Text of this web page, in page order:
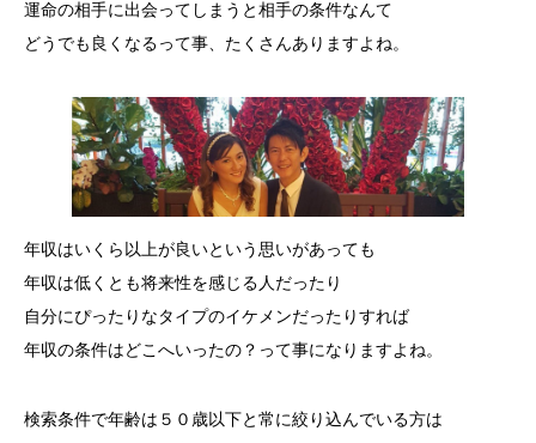
運命の相手に出会ってしまうと相手の条件なんて
どうでも良くなるって事、たくさんありますよね。
年収はいくら以上が良いという思いがあっても
年収は低くとも将来性を感じる人だったり
自分にぴったりなタイプのイケメンだったりすれば
年収の条件はどこへいったの？って事になりますよね。
検索条件で年齢は５０歳以下と常に絞り込んでいる方は